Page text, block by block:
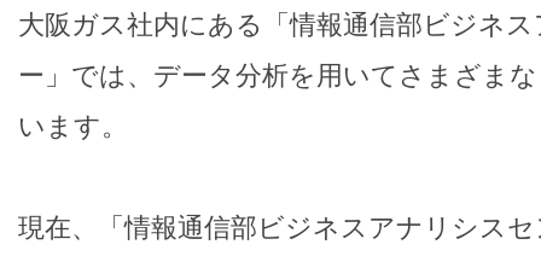
大阪ガス社内にある「情報通信部ビジネ
ー」では、データ分析を用いてさまざま
います。
現在、「情報通信部ビジネスアナリシス